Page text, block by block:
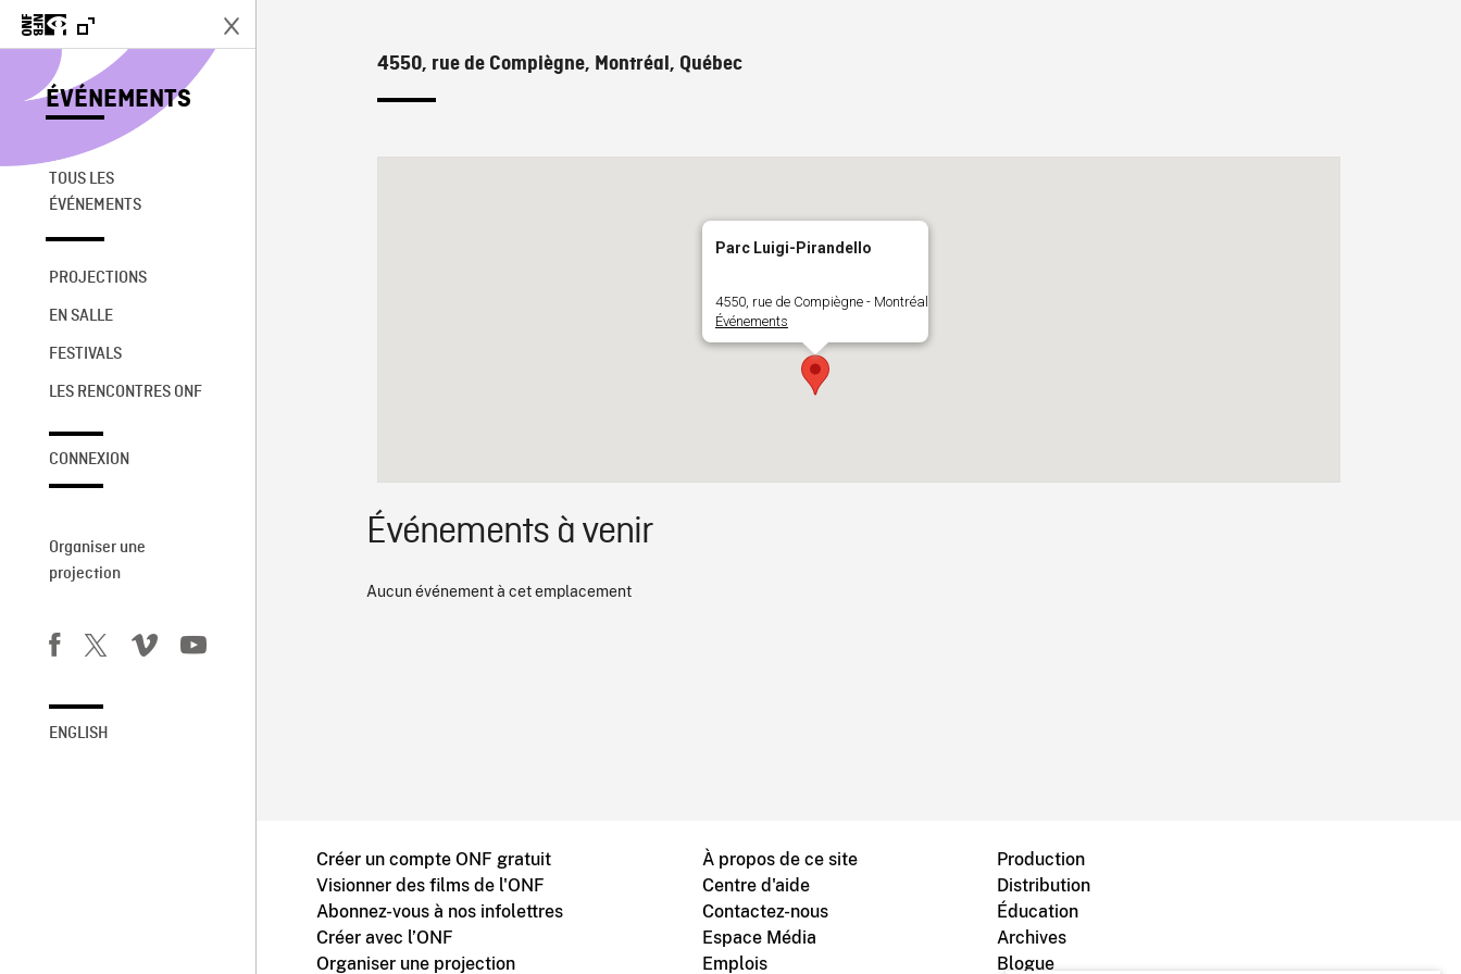
ÉVÉNEMENTS
TOUS LES
ÉVÉNEMENTS
PROJECTIONS
EN SALLE
FESTIVALS
LES RENCONTRES ONF
CONNEXION
Organiser une
projection
ENGLISH
4550, rue de Compiègne, Montréal, Québec
Parc Luigi-Pirandello
4550, rue de Compiègne - Montréal
Événements
Événements à venir
Aucun événement à cet emplacement
Créer un compte ONF gratuit
Visionner des films de l'ONF
Abonnez-vous à nos infolettres
Créer avec l’ONF
Organiser une projection
À propos de ce site
Centre d'aide
Contactez-nous
Espace Média
Emplois
Production
Distribution
Éducation
Archives
Blogue